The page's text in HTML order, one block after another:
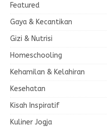
Featured
Gaya & Kecantikan
Gizi & Nutrisi
Homeschooling
Kehamilan & Kelahiran
Kesehatan
Kisah Inspiratif
Kuliner Jogja